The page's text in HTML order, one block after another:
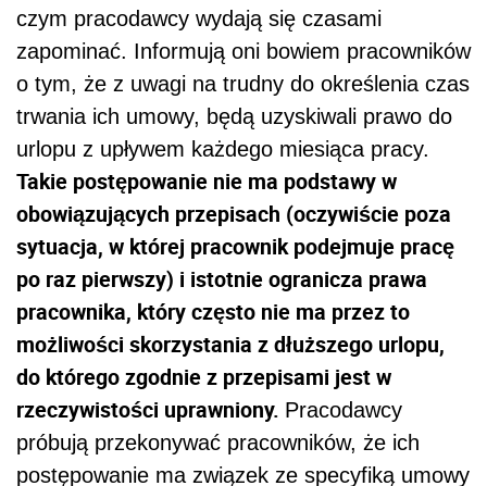
czym pracodawcy wydają się czasami
zapominać. Informują oni bowiem pracowników
o tym, że z uwagi na trudny do określenia czas
trwania ich umowy, będą uzyskiwali prawo do
urlopu z upływem każdego miesiąca pracy.
Takie postępowanie nie ma podstawy w
obowiązujących przepisach (oczywiście poza
sytuacja, w której pracownik podejmuje pracę
po raz pierwszy) i istotnie ogranicza prawa
pracownika, który często nie ma przez to
możliwości skorzystania z dłuższego urlopu,
do którego zgodnie z przepisami jest w
rzeczywistości uprawniony. Pracodawcy
próbują przekonywać pracowników, że ich
postępowanie ma związek ze specyfiką umowy